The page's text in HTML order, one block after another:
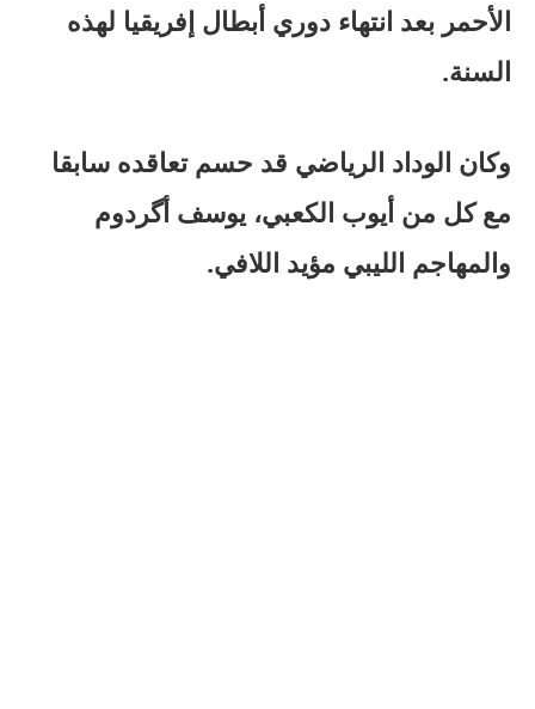
الأحمر بعد انتهاء دوري أبطال إفريقيا لهذه
السنة.
وكان الوداد الرياضي قد حسم تعاقده سابقا
مع كل من أيوب الكعبي، يوسف أگردوم
والمهاجم الليبي مؤيد اللافي.